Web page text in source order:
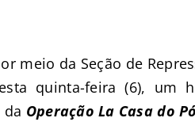
meio da Seção de
quinta-feira (6), um
Operação La Casa do Pó